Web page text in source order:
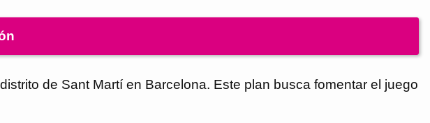
de Sant Martí en Barcelona. Este plan busca fomentar el juego